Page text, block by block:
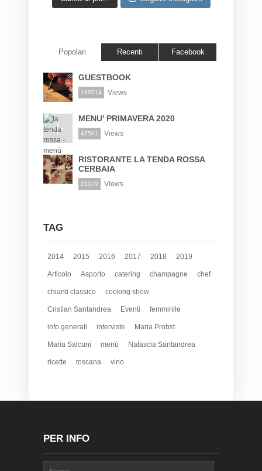
Popolari Recenti Facebook
GUESTBOOK
189714 Views
MENU’ PRIMAVERA 2020
43501 Views
RISTORANTE LA TENDA ROSSA
CERBAIA
23379 Views
TAG
2014 2015 2016 2017 2018 2019
Articolo Asporto catering champagne chef
chianti classico cooking show
Cristian Santandrea Eventi femminile
info generali interviste Maria Probst
Maria Salcuni menù Natascia Santandrea
ricette toscana vino
PER INFO